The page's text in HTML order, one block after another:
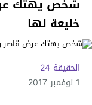
شخص يهتك
خليعة لها
الحقيقة 24
1 نوفمبر 2017